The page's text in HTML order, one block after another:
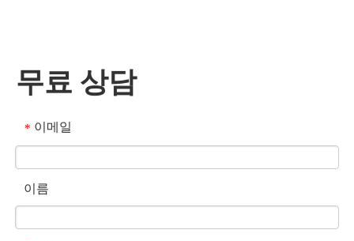
무료 상담
* 이메일
이름